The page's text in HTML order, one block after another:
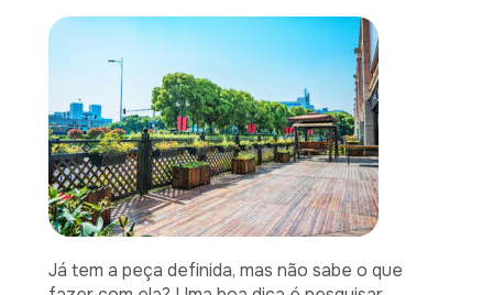
Já tem a peça definida, mas não sabe o que